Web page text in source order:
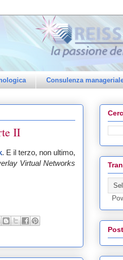
Consulenza
II
. E il terzo, non ultimo,
Virtual Networks